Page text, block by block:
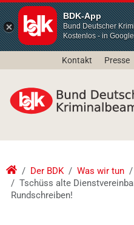
BDK-App
Bund Deutscher
Kostenlos - in
Kontakt Presse
Der BDK Was wir tun
Tschüss alte
Rundschreiben!